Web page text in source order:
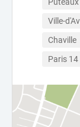
Ville-
Chaville
Paris 14